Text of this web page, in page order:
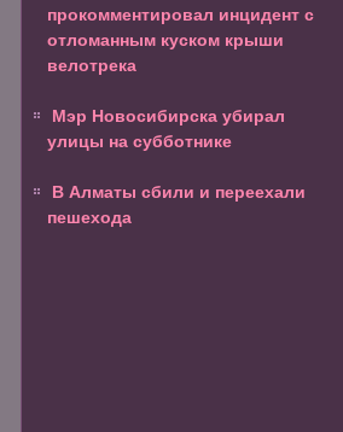
прокомментировал инцидент с
отломанным куском крыши
велотрека
Мэр Новосибирска убирал
улицы на субботнике
В Алматы сбили и переехали
пешехода